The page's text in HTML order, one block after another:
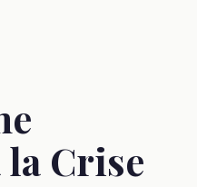
la Crise